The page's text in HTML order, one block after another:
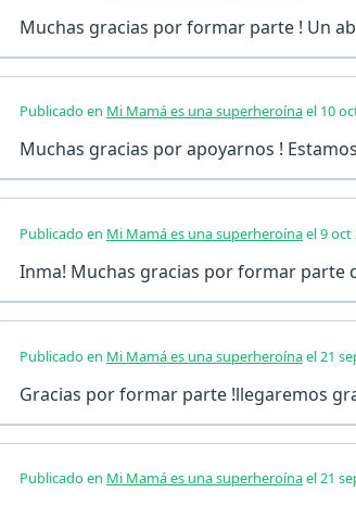
Muchas gracias por formar parte ! Un
Publicado en Mi Mamá es una superheroínael 10
Muchas gracias por apoyarnos !
Publicado en Mi Mamá es una superheroínael 9 oct
Inma! Muchas gracias por formar parte
Publicado en Mi Mamá es una superheroínael 21
Gracias por formar parte !llegaremos
Publicado en Mi Mamá es una superheroínael 21